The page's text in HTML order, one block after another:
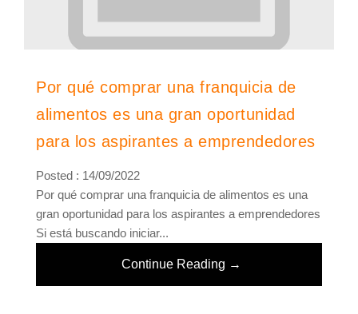
Por qué comprar una franquicia de
alimentos es una gran oportunidad
para los aspirantes a emprendedores
Posted : 14/09/2022
Por qué comprar una franquicia de alimentos es una
gran oportunidad para los aspirantes a emprendedores
Si está buscando iniciar...
Continue Reading →